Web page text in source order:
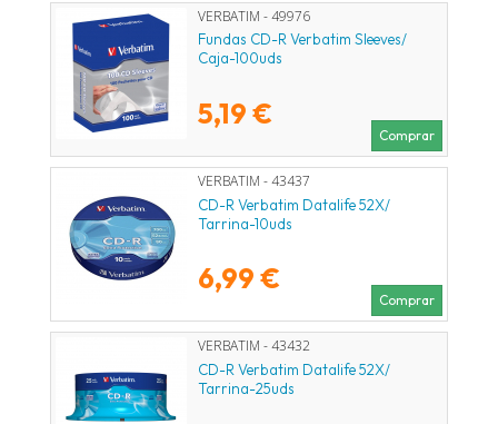
VERBATIM - 49976
Fundas CD-R Verbatim Sleeves/
Caja-100uds
5,19 €
Comprar
VERBATIM - 43437
CD-R Verbatim Datalife 52X/
Tarrina-10uds
6,99 €
Comprar
VERBATIM - 43432
CD-R Verbatim Datalife 52X/
Tarrina-25uds